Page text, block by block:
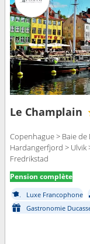
Le Champlain
Copenhague > Baie
Hardangerfjord >
Fredrikstad
Pension complète
Luxe Francophone
Gastronomie